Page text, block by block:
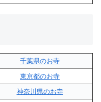
千葉県のお寺
東京都のお寺
神奈川県のお寺